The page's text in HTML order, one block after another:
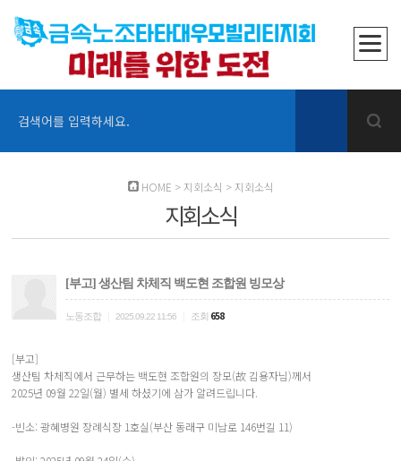
검색어를 입력하세요.
HOME >지회소식 >지회소식
지회소식
[부고] 생산팀 차체직 백도현 조합원 빙모상
노동조합 2025.09.22 11:56 조회 658
[부고]
생산팀 차체직에서 근무하는 백도현 조합원의 장모(故 김용자님)께서
2025년 09월 22일(월) 별세 하셨기에 삼가 알려드립니다.
-빈소: 광혜병원 장례식장 1호실(부산 동래구 미남로 146번길 11)